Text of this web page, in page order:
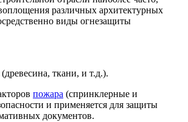
различных архитектурных
виды огнезащиты
ткани, и т.д.).
пожара (спринклерные и
и применяется для защиты
документов.